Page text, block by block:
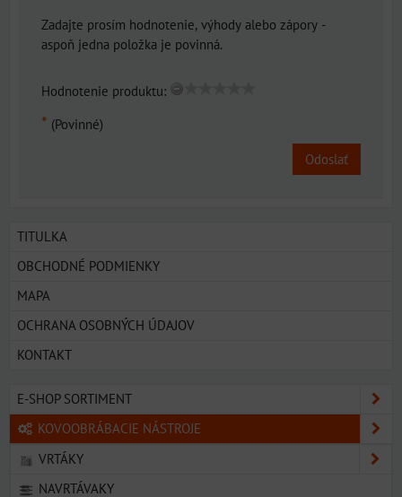
Zadajte prosím hodnotenie, výhody alebo zápory -
aspoň jedna položka je povinná.
Hodnotenie produktu:
* (Povinné)
Odoslať
TITULKA
OBCHODNÉ PODMIENKY
MAPA
OCHRANA OSOBNÝCH ÚDAJOV
KONTAKT
E-SHOP SORTIMENT
KOVOOBRÁBACIE NÁSTROJE
VRTÁKY
NAVRTÁVAKY